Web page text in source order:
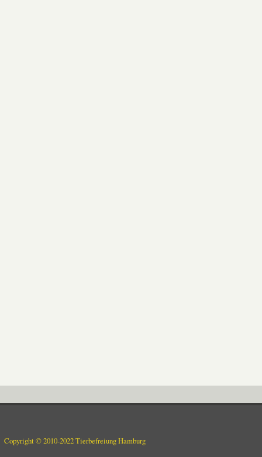
Copyright © 2010-2022 Tierbefreiung Hamburg